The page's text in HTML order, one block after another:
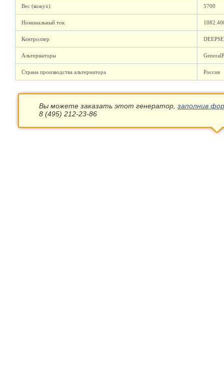
Вес (кожух) 5700
Номинальный ток
Контроллер
Альтернаторы
Страна производства альтернатора Россия
Вы можете заказать этот генератор, заполнив
8 (495) 212-23-86